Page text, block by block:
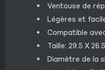
Ventouse de
Légères et
Compatible
Taille: 29.5 X
Diamètre de la